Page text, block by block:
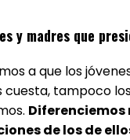
y madres que
a que los
cuesta, tampoco
Diferenciemos
de los de